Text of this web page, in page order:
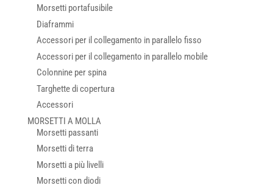
Morsetti portafusibile
Diaframmi
Accessori per il collegamento in parallelo fisso
Accessori per il collegamento in parallelo mobile
Colonnine per spina
Targhette di copertura
Accessori
MORSETTI A MOLLA
Morsetti passanti
Morsetti di terra
Morsetti a più livelli
Morsetti con diodi